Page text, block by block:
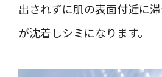
出されずに肌の表面付近に
が沈着しシミになります。